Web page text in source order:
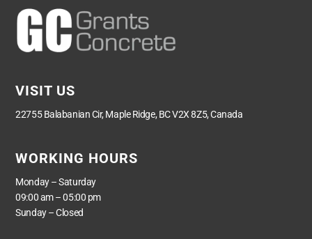
VISIT US
22755 Balabanian Cir, Maple Ridge, BC V2X 8Z5, Canada
WORKING HOURS
Monday – Saturday
09:00 am – 05:00 pm
Sunday – Closed